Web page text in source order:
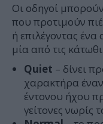
Οι οδηγοί
που προτιμούν
ή επιλέγοντας
μία από τις
Quiet – δίνει
χαρακτήρα
έντονου ήχου
γείτονες νωρίς